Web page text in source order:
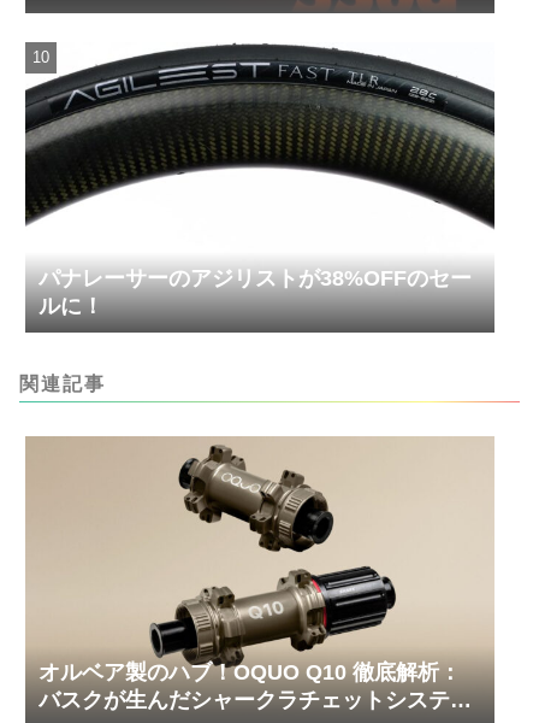
円！
パナレーサーのアジリストが38%OFFのセー
ルに！
関連記事
オルベア製のハブ！OQUO Q10 徹底解析：
バスクが生んだシャークラチェットシステム